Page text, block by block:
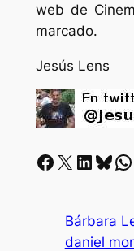
web de
marcado.
Jesús Lens
Facebook X LinkedIn Bluesky Whatsapp
Bárbara
daniel